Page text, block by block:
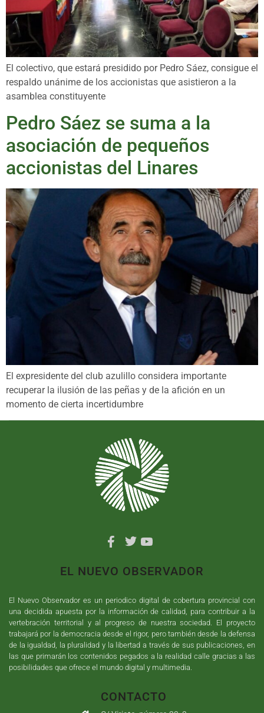
El colectivo, que estará presidido por Pedro Sáez, consigue el
respaldo unánime de los accionistas que asistieron a la
asamblea constituyente
Pedro Sáez se suma a la
asociación de pequeños
accionistas del Linares
El expresidente del club azulillo considera importante
recuperar la ilusión de las peñas y de la afición en un
momento de cierta incertidumbre
EL NUEVO OBSERVADOR
El Nuevo Observador es un periodico digital de cobertura provincial con
una decidida apuesta por la información de calidad, para contribuir a la
vertebración territorial y al progreso de nuestra sociedad. El proyecto
trabajará por la democracia desde el rigor, pero también desde la defensa
de la igualdad, la pluralidad y la libertad a través de sus publicaciones, en
las que primarán los contenidos pegados a la realidad calle gracias a las
posibilidades que ofrece el mundo digital y multimedia.
CONTACTO